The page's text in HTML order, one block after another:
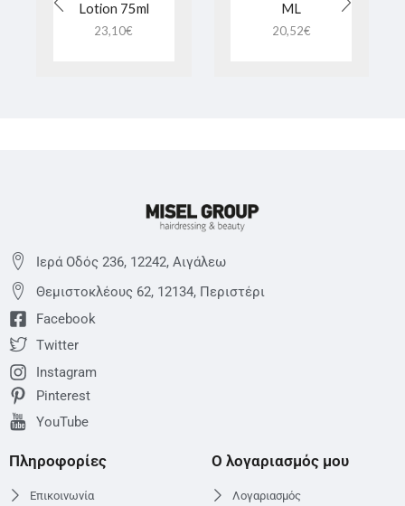
Lotion 75ml
23,10€
ML
20,52€
Ιερά Οδός 236, 12242, Αιγάλεω
Θεμιστoκλέους 62, 12134, Περιστέρι
Facebook
Twitter
Instagram
Pinterest
YouTube
Πληροφορίες
Επικοινωνία
Ο λογαριασμός μου
Λογαριασμός